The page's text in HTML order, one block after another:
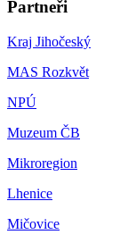
Partneři
Kraj Jihočeský
MAS Rozkvět
NPÚ
Muzeum ČB
Mikroregion
Lhenice
Mičovice